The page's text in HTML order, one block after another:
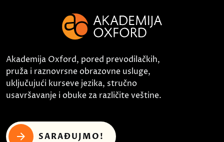
Akademija Oxford, pored prevodilačkih,
pruža i raznovrsne obrazovne usluge,
uključujući kurseve jezika, stručno
usavršavanje i obuke za različite veštine.
SARAĐUJMO!